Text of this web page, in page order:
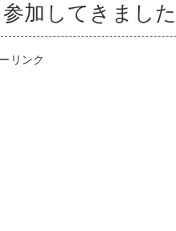
参加してきました
リンク